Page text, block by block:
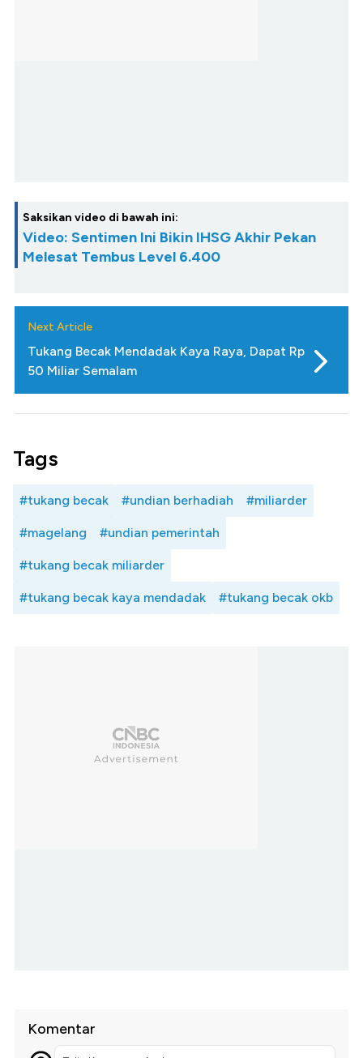
Saksikan video di bawah ini:
Video: Sentimen Ini Bikin IHSG Akhir Pekan
Melesat Tembus Level 6.400
Next Article
Tukang Becak Mendadak Kaya Raya, Dapat Rp
50 Miliar Semalam
Tags
#tukang becak #undian berhadiah #miliarder
#magelang #undian pemerintah
#tukang becak miliarder
#tukang becak kaya mendadak #tukang becak okb
Komentar